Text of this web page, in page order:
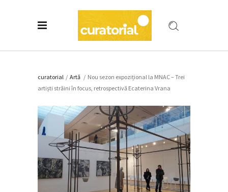
curatorial / Artǎ / Nou sezon expozițional la MNAC – Trei
artiști străini în focus, retrospectivă Ecaterina Vrana